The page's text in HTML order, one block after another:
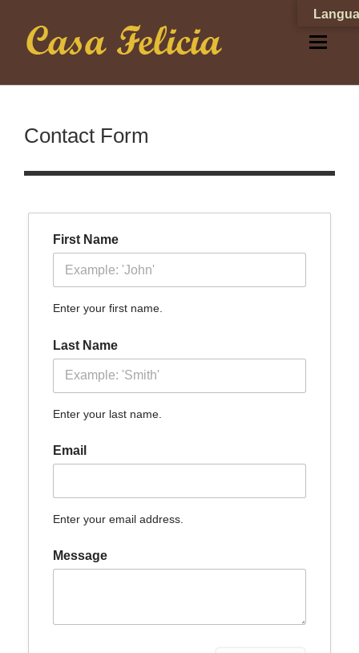
Contact Form
First Name
Enter your first name.
Last Name
Enter your last name.
Email
Enter your email address.
Message